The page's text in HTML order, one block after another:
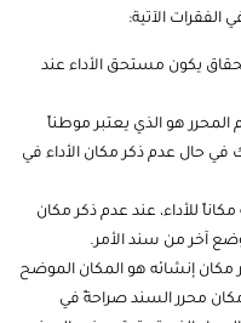
الفقرات الآتية:
يكون مستحق الأداء عند
المحرر هو الذي يعتبر موطناً
في حال عدم ذكر مكان الأداء في
للأداء، عند عدم ذكر مكان
آخر من سند الأمر.
مكان إنشائه هو المكان الموضح
محرر السند صراحةً في